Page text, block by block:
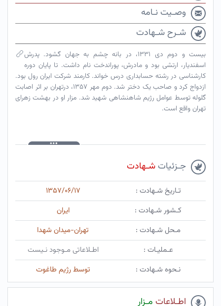
وصـیت نـامه
شـرح شـهادت
بیست و دوم دی ۱۳۳۱، در بانه چشم به جهان گشود. پدرش
اسفندیار، ارتشی بود و مادرش، پوراندخت نام داشت. تا پایان دوره
کارشناسی در رشته حسابداری درس خواند. کارمند شرکت ایران رول بود.
ازدواج کرد و صاحب یک دختر شد. دوم مهر ۱۳۵۷، درتهران بر اثر اصابت
گلوله توسط عوامل رژیم شاهنشاهی شهید شد. مزار او در بهشت زهرای
تهران واقع است.
جـزئیات شـهادت
تـاریخ شـهادت :
۱۳۵۷/۰۶/۱۷
کـشور شـهادت :
ایران
مـحل شـهادت :
تهران-میدان شهدا
عـملیـات :
اطـلاعاتی مـوجود نـیست
نـحوه شـهادت :
توسط رژیم طاغوت
اطـلاعات مـزار